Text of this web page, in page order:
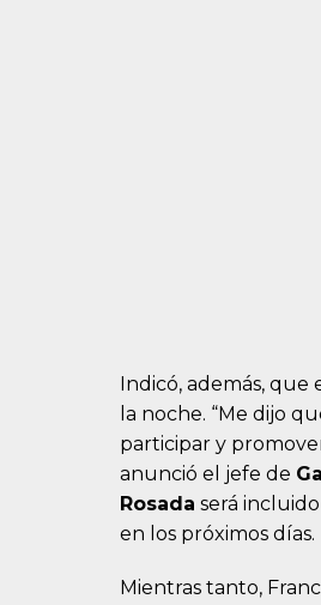
Indicó, además, que
la noche. “Me dijo
participar y
anunció el jefe de
Rosada será
en los próximos días.
Mientras tanto,